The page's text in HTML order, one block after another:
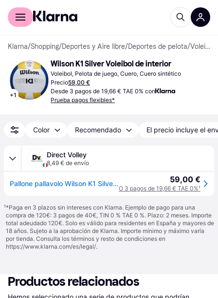
Comprar con Klarna
Klarna/Shopping/Deportes y Aire libre/Deportes de pelota/ Voleibol
+1
Wilson K1 Silver Voleibol de interior
Voleibol, Pelota de juego, Cuero, Cuero sintético
Precio59,00 €
Desde 3 pagos de 19,66 € TAE 0% con
Prueba pagos flexibles*
Color Recomendado El precio incluye el
Direct Volley
8,49 € de envío
Pallone pallavolo Wilson K1 Silver - Blanc 59,00 €
O 3 pagos de 19,66 € TAE 0%¹
¹*Paga en 3 plazos sin intereses con Klarna. Ejemplo de pago para una
compra de 120€: 3 pagos de 40€, TIN 0 % TAE 0 %. Plazo: 2 meses. Importe
total adeudado 120€. Solo es válido para residentes en España y mayores de
18 años. Sujeto a la aprobación de Klarna. Importe mínimo y máximo varía
por tienda. Consulta los términos y resto de condiciones en
https://www.klarna.com/es/legal/.
Productos relacionados